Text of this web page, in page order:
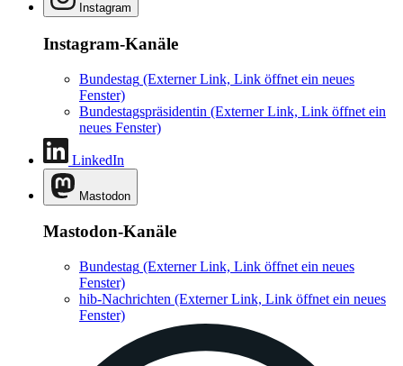
Instagram
Instagram-Kanäle
Bundestag (Externer Link, Link öffnet ein neues
Fenster)
Bundestagspräsidentin (Externer Link, Link öffnet ein
neues Fenster)
LinkedIn
Mastodon
Mastodon-Kanäle
Bundestag (Externer Link, Link öffnet ein neues
Fenster)
hib-Nachrichten (Externer Link, Link öffnet ein neues
Fenster)